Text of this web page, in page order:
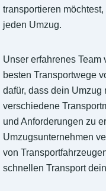
transportieren
jeden Umzug.
Unser erfahrenes
besten Transportwege
dafür, dass dein Umzug
verschiedene
und Anforderungen zu
Umzugsunternehmen
von
schnellen Transport